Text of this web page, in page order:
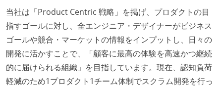
当社は「Product Centric 戦略」を掲げ、プロダクトの目
指すゴールに対し、全エンジニア・デザイナーがビジネス
ゴールや競合・マーケットの情報をインプットし、日々の
開発に活かすことで、「顧客に最高の体験を高速かつ継続
的に届けられる組織」を目指しています。現在、認知負荷
軽減のため1プロダクト1チーム体制でスクラム開発を行っ